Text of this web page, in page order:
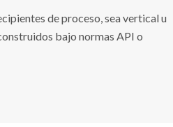
de proceso, sea vertical u
bajo normas API o